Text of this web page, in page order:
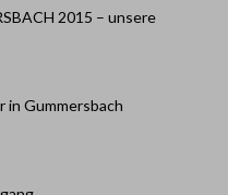
2015 – unsere
in Gummersbach